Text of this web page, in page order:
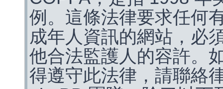
例。這條法律要求任何
成年人資訊的網站，必
他合法監護人的容許。
得遵守此法律，請聯絡